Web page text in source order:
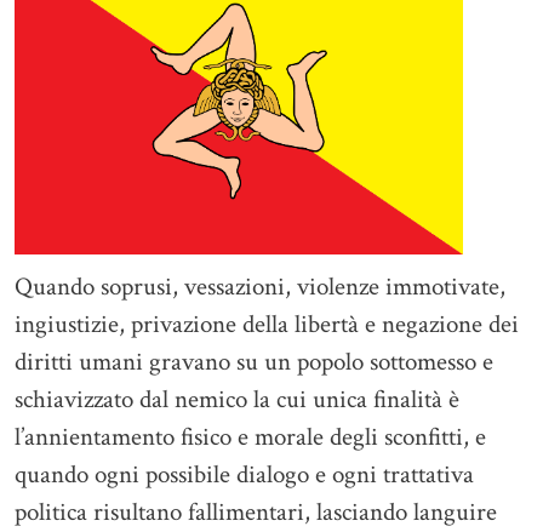
Quando soprusi, vessazioni, violenze immotivate,
ingiustizie, privazione della libertà e negazione dei
diritti umani gravano su un popolo sottomesso e
schiavizzato dal nemico la cui unica finalità è
l’annientamento fisico e morale degli sconfitti, e
quando ogni possibile dialogo e ogni trattativa
politica risultano fallimentari, lasciando languire